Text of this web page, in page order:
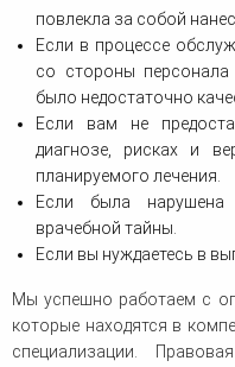
повлекла за собой
Если в процессе
со стороны
было недостаточно
Если вам не
диагнозе, рисках и
планируемого лечения.
Если была нарушена
врачебной тайны.
Если вы нуждаетесь в
Мы успешно работаем с
которые находятся в
специализации.